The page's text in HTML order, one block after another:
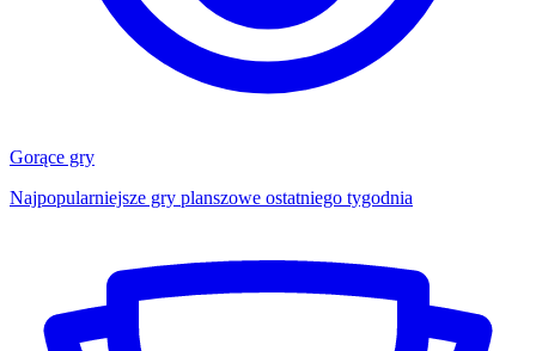
Gorące gry
Najpopularniejsze gry planszowe ostatniego tygodnia